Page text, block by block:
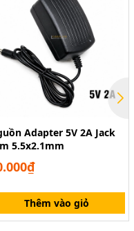
Adapter 5V 2A Jack
5.5x2.1mm
Thêm vào giỏ